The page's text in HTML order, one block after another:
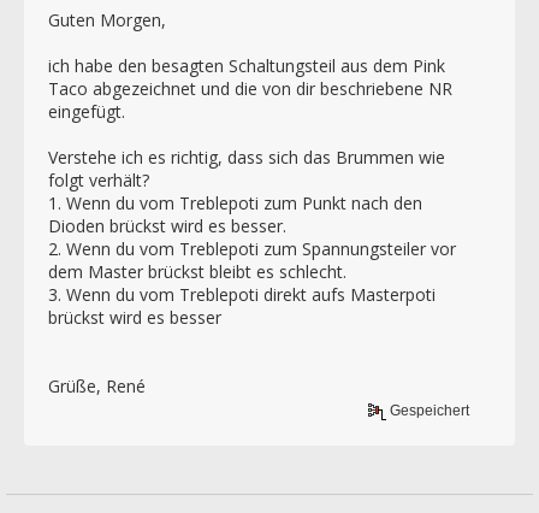
Guten Morgen,
ich habe den besagten Schaltungsteil aus dem Pink
Taco abgezeichnet und die von dir beschriebene NR
eingefügt.
Verstehe ich es richtig, dass sich das Brummen wie
folgt verhält?
1. Wenn du vom Treblepoti zum Punkt nach den
Dioden brückst wird es besser.
2. Wenn du vom Treblepoti zum Spannungsteiler vor
dem Master brückst bleibt es schlecht.
3. Wenn du vom Treblepoti direkt aufs Masterpoti
brückst wird es besser
Grüße, René
Gespeichert